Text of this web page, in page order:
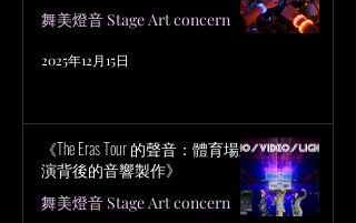
舞美燈音 Stage Art concern
2025年12月15日
《The Eras Tour 的聲音：體育場巡
演背後的音響製作》
舞美燈音 Stage Art concern